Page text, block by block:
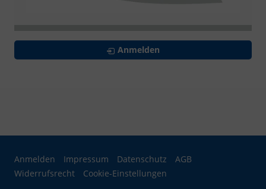
Anmelden
Anmelden Impressum Datenschutz
AGB
Widerrufsrecht
Cookie-Einstellungen